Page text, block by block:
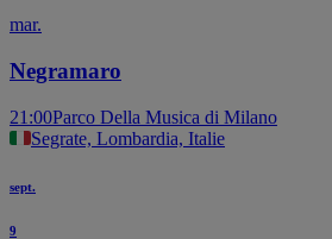
mar.
Negramaro
21:00Parco Della Musica di Milano
Segrate, Lombardia, Italie
sept.
9